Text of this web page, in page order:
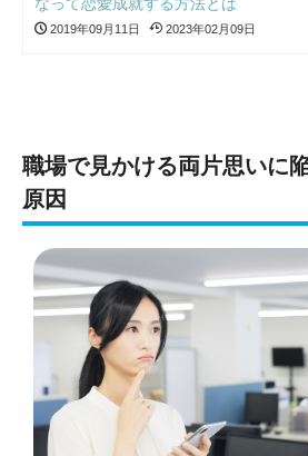
2019年09月11日 2023年02月09日
職場で見かける両片思いに
原因